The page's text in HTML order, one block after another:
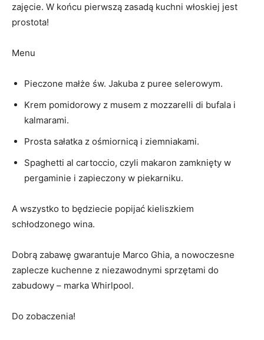
zajęcie. W końcu pierwszą zasadą kuchni włoskiej jest
prostota!
Menu
Pieczone małże św. Jakuba z puree selerowym.
Krem pomidorowy z musem z mozzarelli di bufala i
kalmarami.
Prosta sałatka z ośmiornicą i ziemniakami.
Spaghetti al cartoccio, czyli makaron zamknięty w
pergaminie i zapieczony w piekarniku.
A wszystko to będziecie popijać kieliszkiem
schłodzonego wina.
Dobrą zabawę gwarantuje Marco Ghia, a nowoczesne
zaplecze kuchenne z niezawodnymi sprzętami do
zabudowy – marka Whirlpool.
Do zobaczenia!